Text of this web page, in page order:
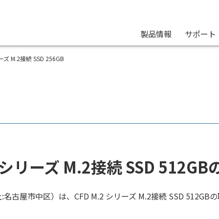
製品情報 サポート
ズ M.2接続 SSD 256GB
リーズ M.2接続 SSD 512GB
古屋市中区）は、CFD M.2 シリーズ M.2接続 SSD 512GB